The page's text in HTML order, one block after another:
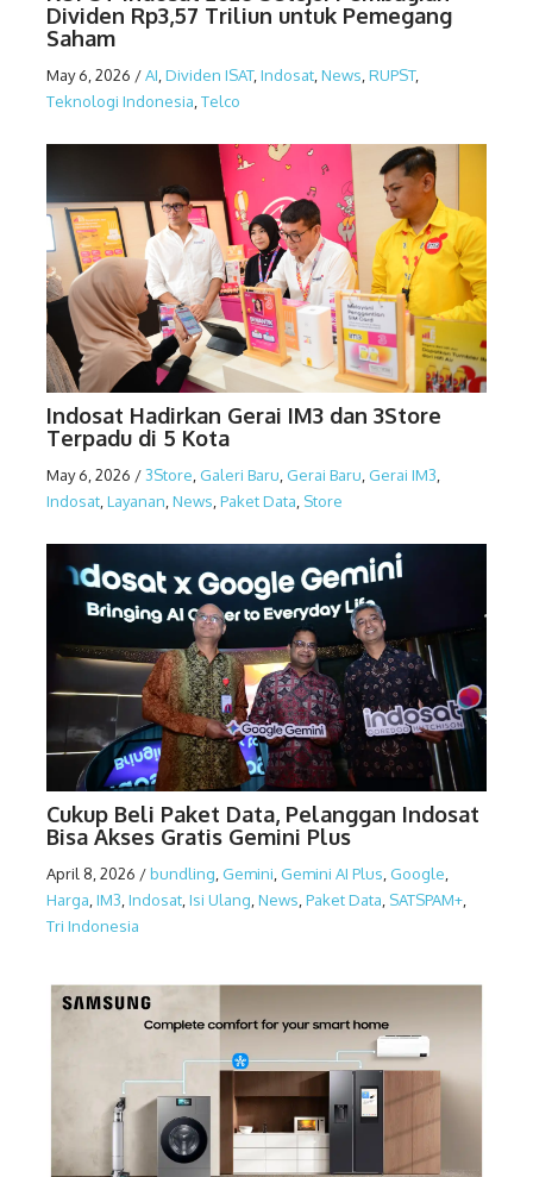
Dividen Rp3,57 Triliun untuk Pemegang
Saham
May 6, 2026 /AI,Dividen ISAT,Indosat,News,RUPST,
Teknologi Indonesia,Telco
Indosat Hadirkan Gerai IM3 dan 3Store
Terpadu di 5 Kota
May 6, 2026 /3Store Galeri Baru Gerai Baru Gerai IM3
Indosat Layanan News Paket Data Store
Cukup Beli Paket Data, Pelanggan Indosat
Bisa Akses Gratis Gemini Plus
April 8, 2026 /bundling Gemini Gemini AI Plus Google
Harga IM3 Indosat Isi Ulang News Paket Data SATSPAM+
Tri Indonesia